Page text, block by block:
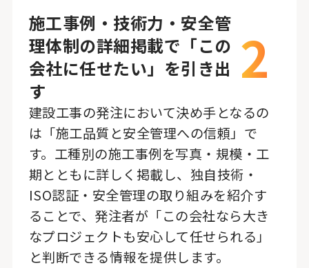
施工事例・技術力・安全管
理体制の詳細掲載で「この
会社に任せたい」を引き出
す
2
建設工事の発注において決め手となるの
は「施工品質と安全管理への信頼」で
す。工種別の施工事例を写真・規模・工
期とともに詳しく掲載し、独自技術・
ISO認証・安全管理の取り組みを紹介す
ることで、発注者が「この会社なら大き
なプロジェクトも安心して任せられる」
と判断できる情報を提供します。